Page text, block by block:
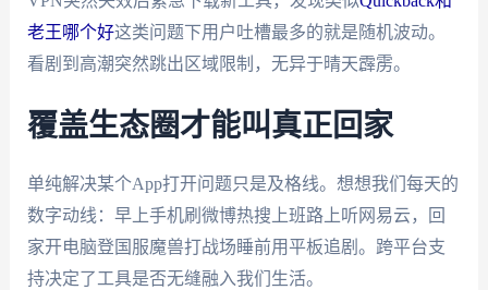
老王哪个好这类问题下用户吐槽最多的就是随机波动。
看剧到高潮突然跳出区域限制，无异于晴天霹雳。
覆盖生态圈才能叫真正回家
单纯解决某个App打开问题只是及格线。想想我们每天的
数字动线：早上手机刷微博热搜上班路上听网易云，回
家开电脑登国服魔兽打战场睡前用平板追剧。跨平台支
持决定了工具是否无缝融入我们生活。